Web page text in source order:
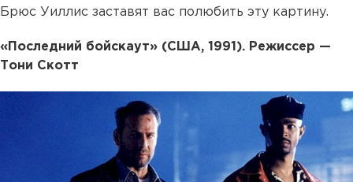
Брюс Уиллис заставят вас полюбить эту картину.
«Последний бойскаут» (США, 1991). Режиссер —
Тони Скотт